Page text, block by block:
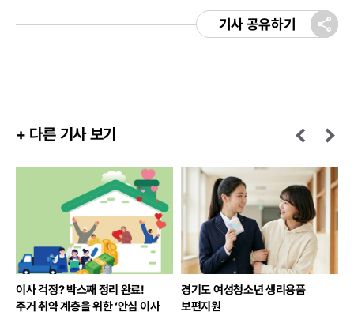
기사 공유하기
+ 다른 기사 보기
이사 걱정? 박스째 정리 완료!
주거 취약 계층을 위한 ‘안심 이사
경기도 여성청소년 생리용품
보편지원